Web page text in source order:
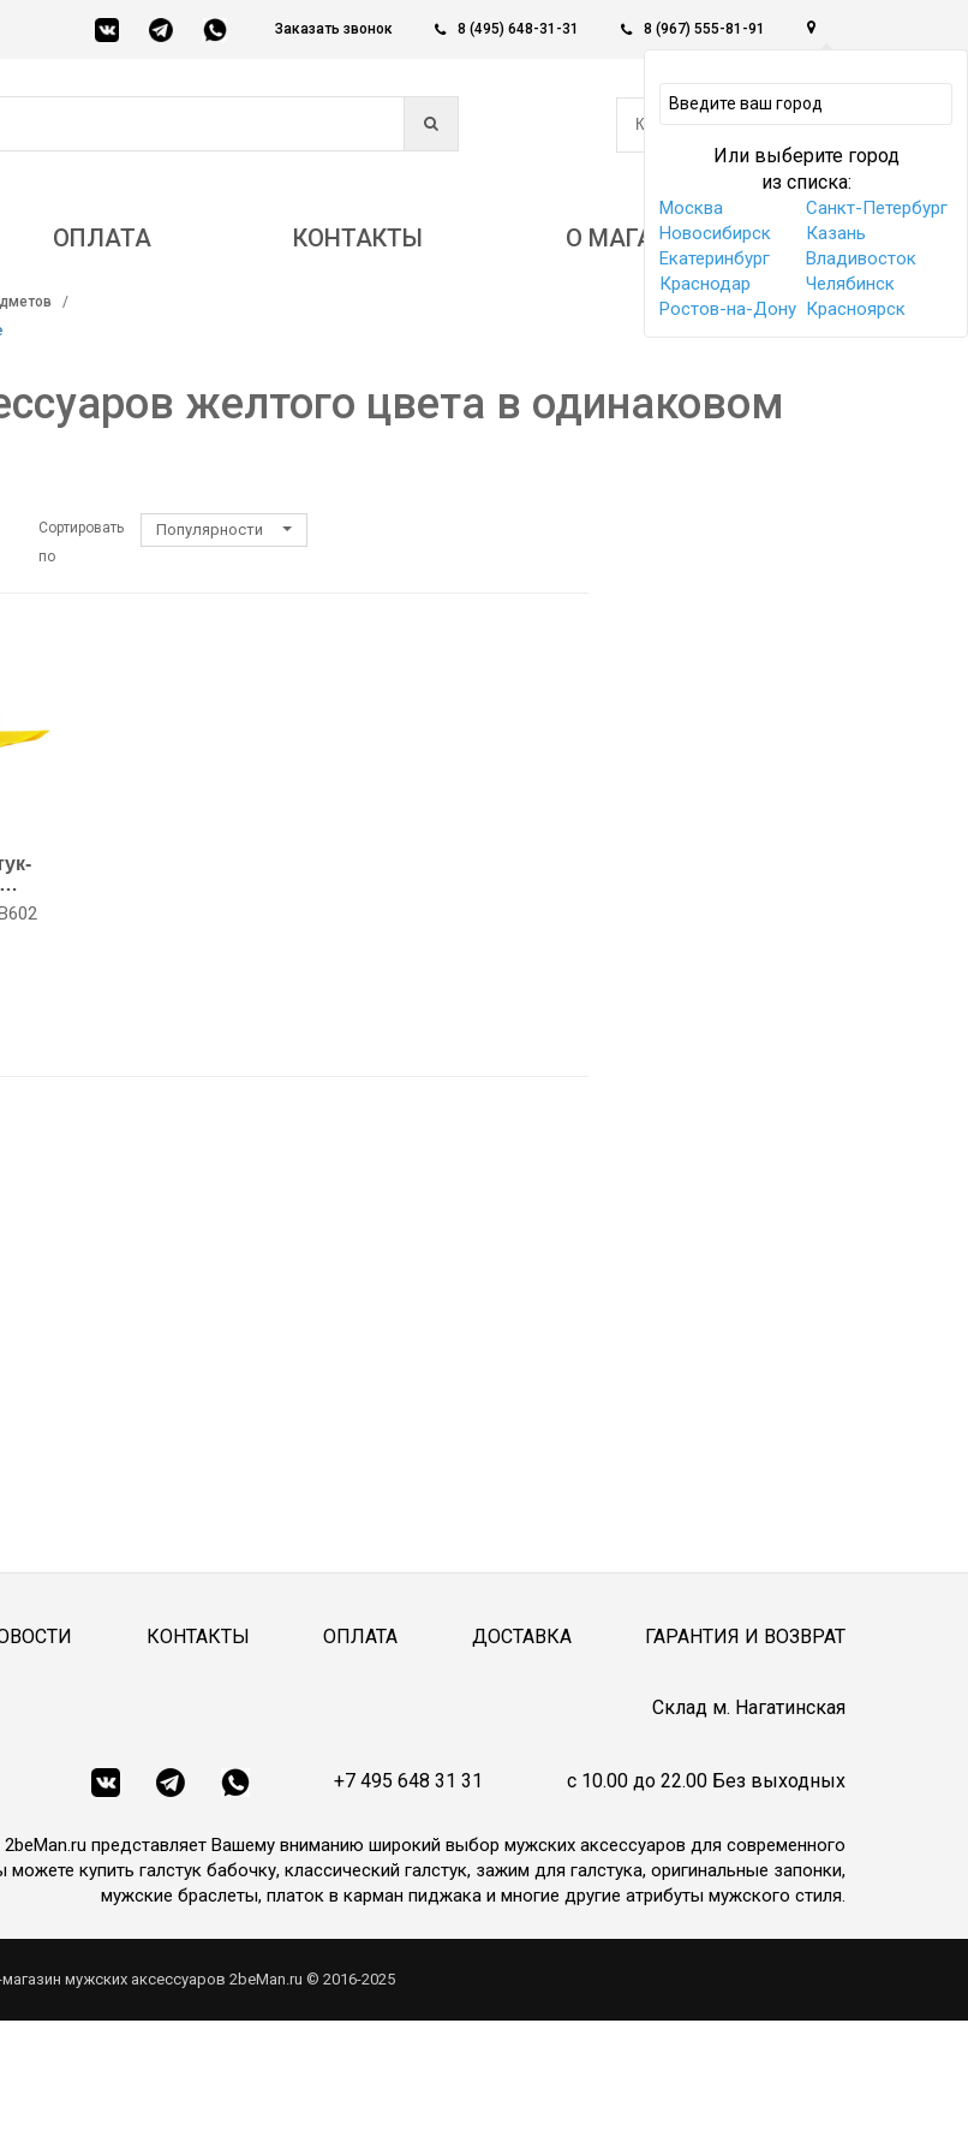
Заказать звонок 8 (495) 648-31-31 8 (967) 555-81-91
Или выберите город
из списка:
Москва
Санкт-Петербург
Новосибирск
Казань
Екатеринбург
Владивосток
Краснодар
Челябинск
Ростов-на-Дону Красноярск
КОРЗИНА -
0
ОПЛАТА КОНТАКТЫ О МАГАЗИНЕ
желтого цвета в одинаковом
Сортировать
по
Популярности
КОНТАКТЫ ОПЛАТА ДОСТАВКА ГАРАНТИЯ И ВОЗВРАТ
Cклад м. Нагатинская
+7 495 648 31 31 c 10.00 до 22.00 Без выходных
2beMan.ru представляет Вашему вниманию широкий выбор мужских аксессуаров для современного
купить галстук бабочку, классический галстук, зажим для галстука, оригинальные запонки,
мужские браслеты, платок в карман пиджака и многие другие атрибуты мужского стиля.
мужских аксессуаров 2beMan.ru © 2016-2025